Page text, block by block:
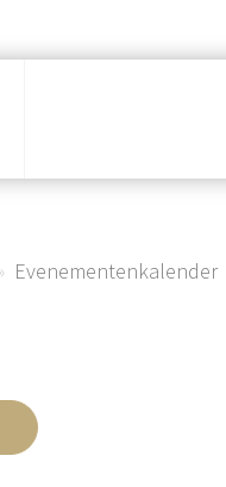
Sauerland
Evenementenkalender